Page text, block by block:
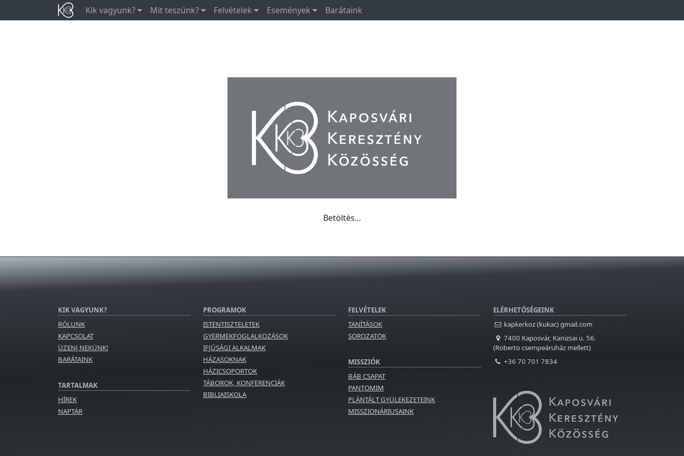
Kik vagyunk? Mit teszünk? Felvételek Események Barátaink
Betöltés...
KIK VAGYUNK?
RÓLUNK
KAPCSOLAT
ÜZENJ NEKÜNK!
BARÁTAINK
TARTALMAK
HÍREK
NAPTÁR
PROGRAMOK
ISTENTISZTELETEK
GYERMEKFOGLALKOZÁSOK
IFJÚSÁGI ALKALMAK
HÁZASOKNAK
HÁZICSOPORTOK
TÁBOROK, KONFERENCIÁK
BIBLIAISKOLA
FELVÉTELEK
TANÍTÁSOK
SOROZATOK
MISSZIÓK
BÁB CSAPAT
PANTOMIM
PLÁNTÁLT GYÜLEKEZETEINK
MISSZIONÁRIUSAINK
ELÉRHETŐSÉGEINK
kapkerkoz (kukac) gmail.com
7400 Kaposvár, Kanizsai u. 56.
(Roberto csempeáruház mellett)
+36 70 701 7834